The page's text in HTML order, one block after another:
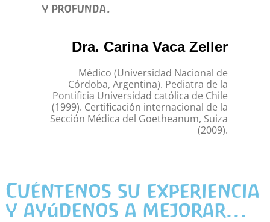
y profunda.
Dra. Carina Vaca Zeller
Médico (Universidad Nacional de
Córdoba, Argentina). Pediatra de la
Pontificia Universidad católica de Chile
(1999). Certificación internacional de la
Sección Médica del Goetheanum, Suiza
(2009).
Cuéntenos su experiencia
y ayúdenos a mejorar...